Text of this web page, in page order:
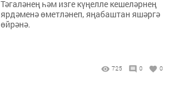
Тәгаләнең һәм изге күңелле кешеләрнең
ярдәменә өметләнеп, яңабаштан яшәргә
өйрәнә.
725 0 0